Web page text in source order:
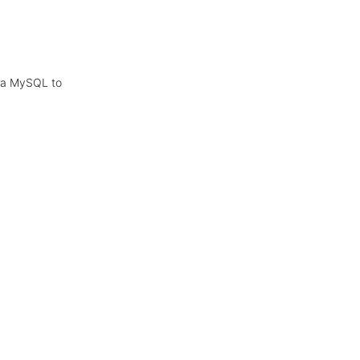
MySQL to